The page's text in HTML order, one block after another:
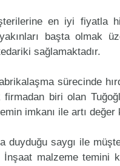
en iyi fiyatla
başta olmak
sağlamaktadır.
sürecinde
biri olan
imkanı ile artı değer
duyduğu saygı ile
İnşaat malzeme temini